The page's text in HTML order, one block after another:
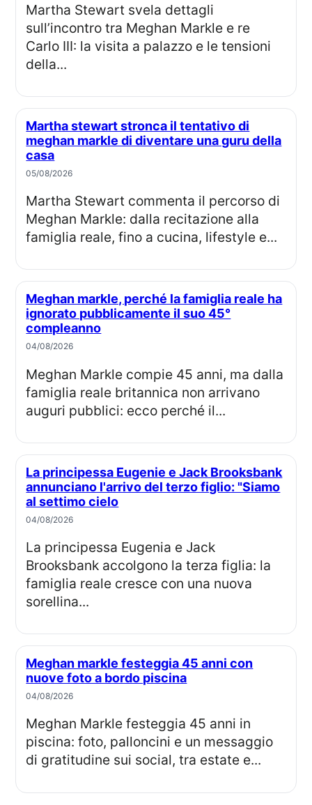
Martha Stewart svela dettagli
sull’incontro tra Meghan Markle e re
Carlo III: la visita a palazzo e le tensioni
della...
Martha stewart stronca il tentativo di
meghan markle di diventare una guru della
casa
05/08/2026
Martha Stewart commenta il percorso di
Meghan Markle: dalla recitazione alla
famiglia reale, fino a cucina, lifestyle e...
Meghan markle, perché la famiglia reale ha
ignorato pubblicamente il suo 45°
compleanno
04/08/2026
Meghan Markle compie 45 anni, ma dalla
famiglia reale britannica non arrivano
auguri pubblici: ecco perché il...
La principessa Eugenie e Jack Brooksbank
annunciano l'arrivo del terzo figlio: "Siamo
al settimo cielo
04/08/2026
La principessa Eugenia e Jack
Brooksbank accolgono la terza figlia: la
famiglia reale cresce con una nuova
sorellina...
Meghan markle festeggia 45 anni con
nuove foto a bordo piscina
04/08/2026
Meghan Markle festeggia 45 anni in
piscina: foto, palloncini e un messaggio
di gratitudine sui social, tra estate e...